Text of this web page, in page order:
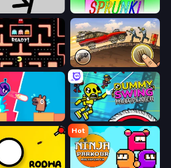
Sprunki
Earn to Die: Zombie Ride
Slingers ReBoom Crazy Dummy Swing Multiplayer
Hot